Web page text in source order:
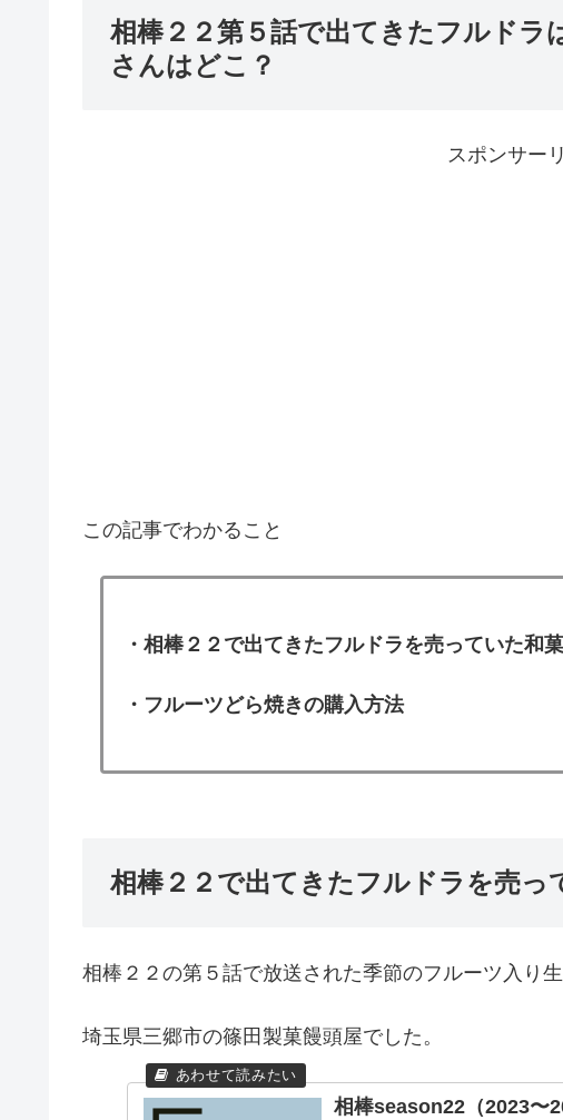
相棒２２第５話で出てきたフルドラ
さんはどこ？
スポンサー
この記事でわかること
・相棒２２で出てきたフルドラを売っていた和
・フルーツどら焼きの購入方法
相棒２２で出てきたフルドラを売っ
相棒２２の第５話で放送された季節のフルーツ入り
埼玉県三郷市の篠田製菓饅頭屋でした。
相棒season22（2023〜